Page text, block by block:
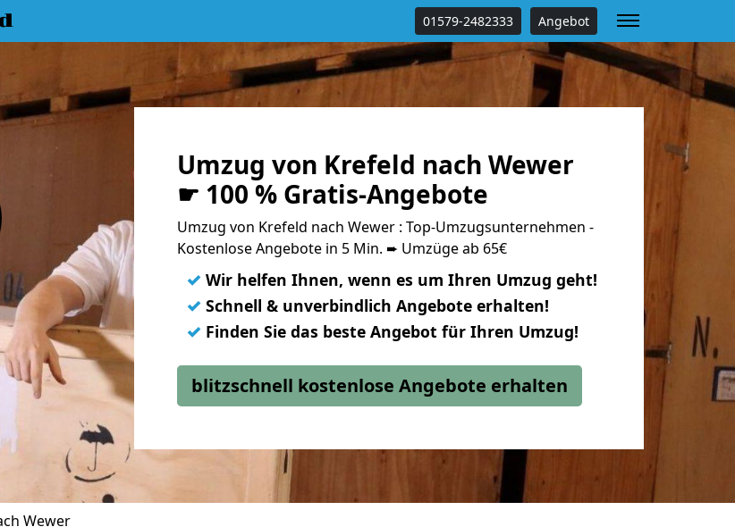
01579-2482333 Angebot
Umzug von Krefeld nach Wewer
☛ 100 % Gratis-Angebote
Umzug von Krefeld nach Wewer : Top-Umzugsunternehmen -
Kostenlose Angebote in 5 Min. ➨ Umzüge ab 65€
✓ Wir helfen Ihnen, wenn es um Ihren Umzug geht!
✓ Schnell & unverbindlich Angebote erhalten!
✓ Finden Sie das beste Angebot für Ihren Umzug!
blitzschnell kostenlose Angebote erhalten
Wewer